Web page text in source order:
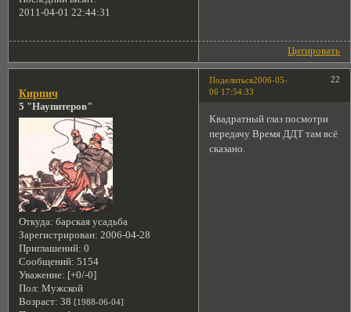
2011-04-01 22:44:31
Цитировать
Поделиться 22
2006-05-
06 17:54:33
Кирпич
5 "Наупитеров"
Откуда: барская усадьба
Зарегистрирован: 2006-04-28
Приглашений: 0
Сообщений: 5154
Уважение: [+0/-0]
Пол: Мужской
Возраст: 38 [1988-06-04]
Квадратный глаз посмотри
передачу Время ДДТ там всё
сказано.